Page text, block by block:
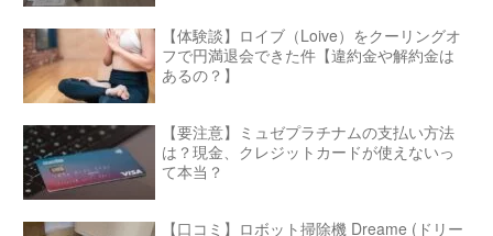
【体験談】ロイブ（Loive）をクーリングオ
フで円満退会できた件【違約金や解約金は
あるの？】
【要注意】ミュゼプラチナムの支払い方法
は？現金、クレジットカードが使えないっ
て本当？
【口コミ】ロボット掃除機 Dreame (ドリー